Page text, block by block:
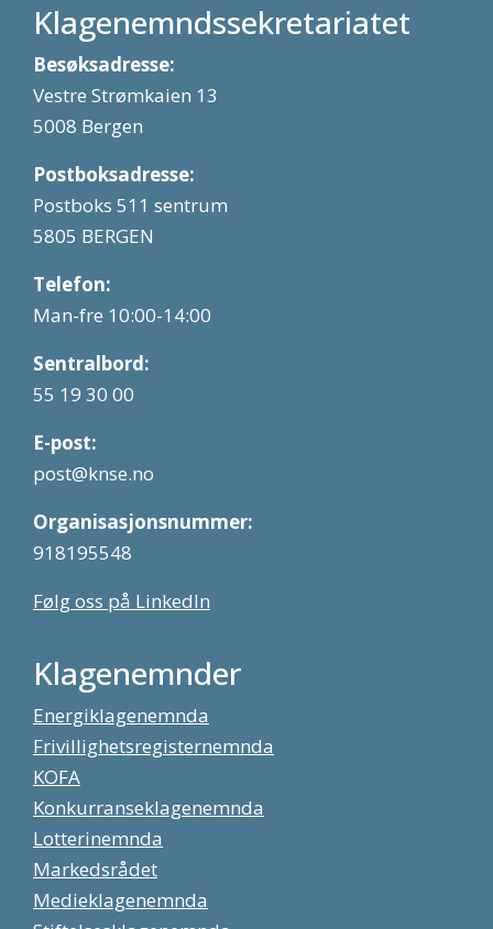
Klagenemndssekretariatet
Besøksadresse:
Vestre Strømkaien 13
5008 Bergen
Postboksadresse:
Postboks 511 sentrum
5805 BERGEN
Telefon:
Man-fre 10:00-14:00
Sentralbord:
55 19 30 00
E-post:
post@knse.no
Organisasjonsnummer:
918195548
Følg oss på LinkedIn
Klagenemnder
Energiklagenemnda
Frivillighetsregisternemnda
KOFA
Konkurranseklagenemnda
Lotterinemnda
Markedsrådet
Medieklagenemnda